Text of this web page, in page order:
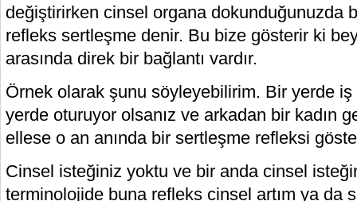
değiştirirken cinsel organa dokunduğunuzda
refleks sertleşme denir. Bu bize gösterir ki
arasında direk bir bağlantı vardır.
Örnek olarak şunu söyleyebilirim. Bir yerde iş
yerde oturuyor olsanız ve arkadan bir kadın
ellese o an anında bir sertleşme refleksi
Cinsel isteğiniz yoktu ve bir anda cinsel
terminolojide buna refleks cinsel artım ya da